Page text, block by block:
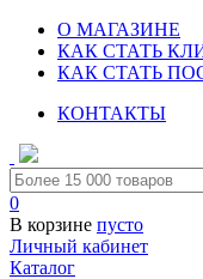
О МАГАЗИНЕ
КАК СТАТЬ
КАК СТАТЬ
КОНТАКТЫ
0
В корзине пусто
Личный кабинет
Каталог